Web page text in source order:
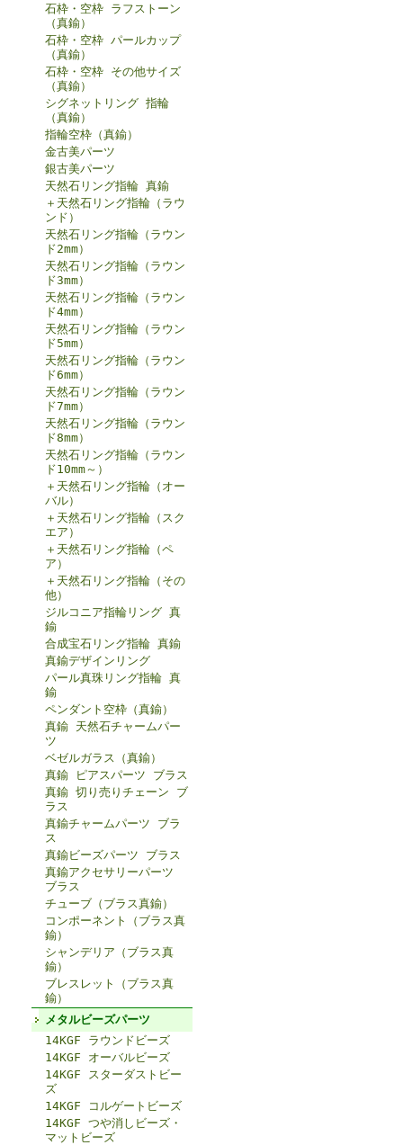
石枠・空枠 ラフストーン
（真鍮）
石枠・空枠 パールカップ
（真鍮）
石枠・空枠 その他サイズ
（真鍮）
シグネットリング 指輪
（真鍮）
指輪空枠（真鍮）
金古美パーツ
銀古美パーツ
天然石リング指輪 真鍮
＋天然石リング指輪（ラウ
ンド）
天然石リング指輪（ラウン
ド2mm）
天然石リング指輪（ラウン
ド3mm）
天然石リング指輪（ラウン
ド4mm）
天然石リング指輪（ラウン
ド5mm）
天然石リング指輪（ラウン
ド6mm）
天然石リング指輪（ラウン
ド7mm）
天然石リング指輪（ラウン
ド8mm）
天然石リング指輪（ラウン
ド10mm～）
＋天然石リング指輪（オー
バル）
＋天然石リング指輪（スク
エア）
＋天然石リング指輪（ペ
ア）
＋天然石リング指輪（その
他）
ジルコニア指輪リング 真
鍮
合成宝石リング指輪 真鍮
真鍮デザインリング
パール真珠リング指輪 真
鍮
ペンダント空枠（真鍮）
真鍮 天然石チャームパー
ツ
ベゼルガラス（真鍮）
真鍮 ピアスパーツ ブラス
真鍮 切り売りチェーン ブ
ラス
真鍮チャームパーツ ブラ
ス
真鍮ビーズパーツ ブラス
真鍮アクセサリーパーツ
ブラス
チューブ（ブラス真鍮）
コンポーネント（ブラス真
鍮）
シャンデリア（ブラス真
鍮）
ブレスレット（ブラス真
鍮）
メタルビーズパーツ
14KGF ラウンドビーズ
14KGF オーバルビーズ
14KGF スターダストビー
ズ
14KGF コルゲートビーズ
14KGF つや消しビーズ・
マットビーズ